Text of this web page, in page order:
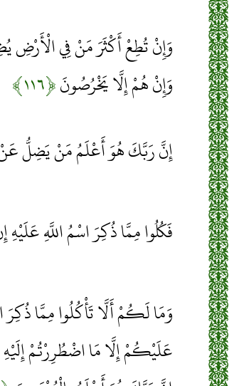
وَإِنْ تُطِعْ أَكْثَرَ مَنْ فِي الْأَرْضِ
وَإِنْ هُمْ إِلَّا يَخْرُصُونَ﴿۱۱۶﴾
إِنَّ رَبَّكَ هُوَ أَعْلَمُ مَنْ يَضِلُّ عَنْ
فَكُلُوا مِمَّا ذُكِرَ اسْمُ اللَّهِ عَلَيْهِ
وَمَا لَكُمْ أَلَّا تَأْكُلُوا مِمَّا
عَلَيْكُمْ إِلَّا مَا اضْطُرِرْتُمْ إِلَيْهِ